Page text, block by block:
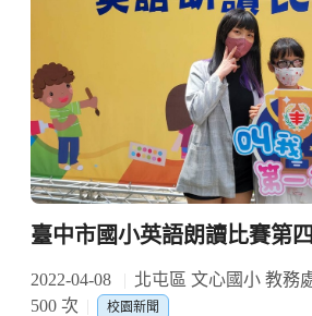
臺中市國小英語朗讀比賽第
2022-04-08 北屯區 文心國小 教務
500 次
校園新聞